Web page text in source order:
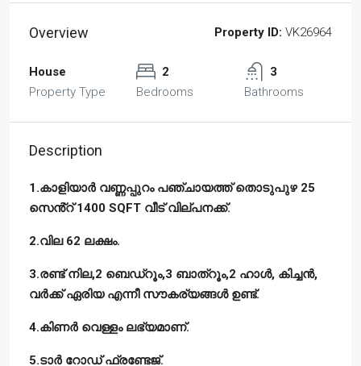
Overview Property ID: VK26964
House
Property Type
2
Bedrooms
3
Bathrooms
Description
1.കാളിയാർ വണ്ണപ്പുറം പഞ്ചായത്ത് തൊടുപുഴ 25
സെൻ്റ് 1400 SQFT വീട് വില്പനക്ക്.
2.വില 62 ലക്ഷം.
3.രണ്ട് നില,2 ബെഡ്റൂം,3 ബാത്റൂം,2 ഹാൾ, കിച്ചൻ,
വർക്ക് ഏരിയ എന്നീ സൗകര്യങ്ങൾ ഉണ്ട്.
4.കിണർ വെള്ളം ലഭ്യമാണ്.
5.ടാർ റോഡ് ഫ്രണ്ടേജ്.